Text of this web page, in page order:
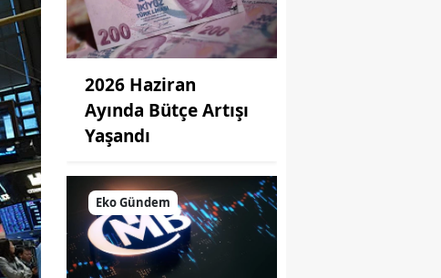
2026 Haziran
Ayında Bütçe Artışı
Yaşandı
Eko Gündem